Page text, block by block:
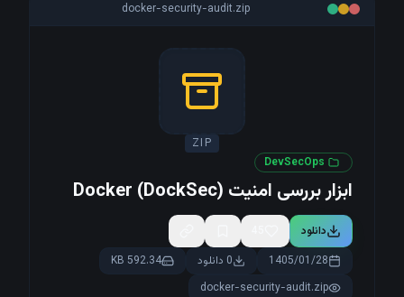
docker-security-audit.zip
ZIP
DevSecOps
ابزار بررسی امنیت Docker (DockSec)
دانلود
1405/01/28
0 دانلود
592.34 KB
docker-security-audit.zip